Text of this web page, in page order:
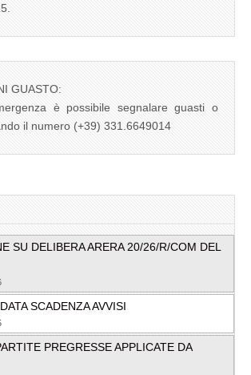
GUASTO:
è possibile segnalare guasti o
il numero (+39) 331.6649014
SU DELIBERA ARERA 20/26/R/COM DEL
SCADENZA AVVISI
PREGRESSE APPLICATE DA